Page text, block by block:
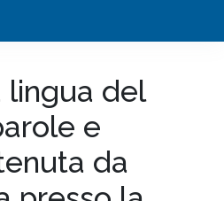
lingua del
e
da